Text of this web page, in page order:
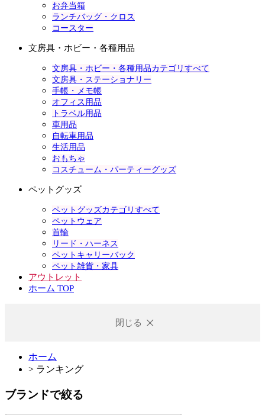
お弁当箱
ランチバッグ・クロス
コースター
文房具・ホビー・各種用品
文房具・ホビー・各種用品カテゴリすべて
文房具・ステーショナリー
手帳・メモ帳
オフィス用品
トラベル用品
車用品
自転車用品
生活用品
おもちゃ
コスチューム・パーティーグッズ
ペットグッズ
ペットグッズカテゴリすべて
ペットウェア
首輪
リード・ハーネス
ペットキャリーバック
ペット雑貨・家具
アウトレット
ホーム TOP
閉じる
ホーム
> ランキング
ブランドで絞る